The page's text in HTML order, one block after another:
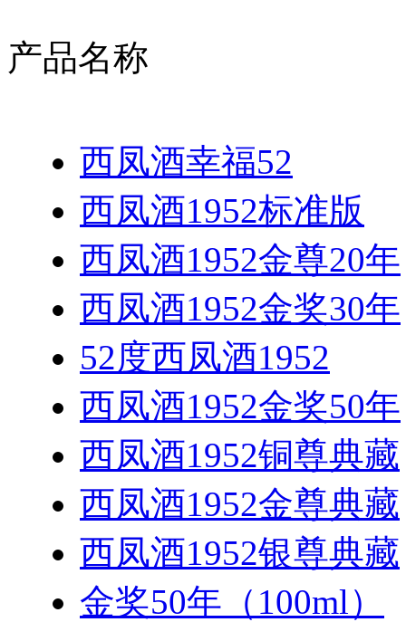
产品名称
西凤酒幸福52
西凤酒1952标准版
西凤酒1952金尊20年
西凤酒1952金奖30年
52度西凤酒1952
西凤酒1952金奖50年
西凤酒1952铜尊典藏
西凤酒1952金尊典藏
西凤酒1952银尊典藏
金奖50年（100ml）